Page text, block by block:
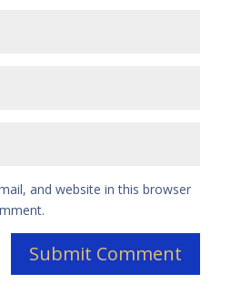
and website in this browser